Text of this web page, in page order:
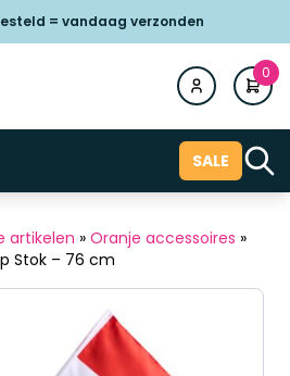
= vandaag verzonden
0
SALE
artikelen » Oranje accessoires »
Stok – 76 cm